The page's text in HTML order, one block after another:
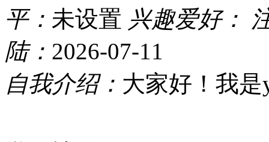
平： 未设置 兴趣爱好：
陆： 2026-07-11
自我介绍： 大家好！我是